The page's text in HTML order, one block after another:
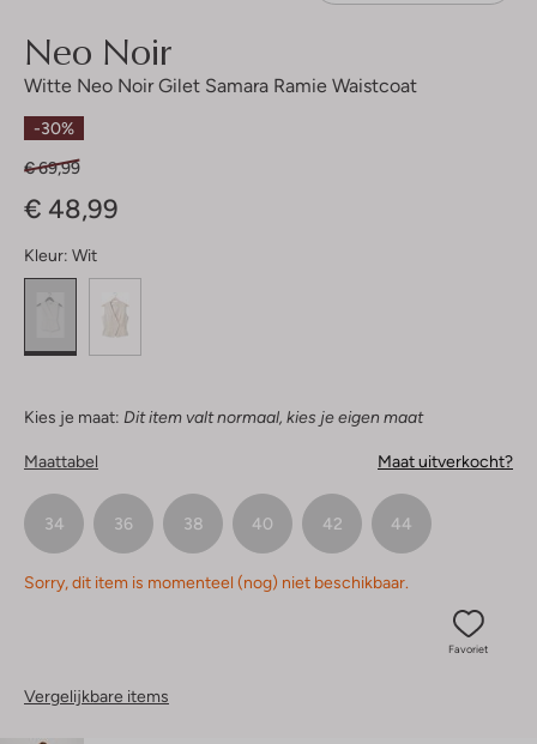
Neo Noir
Witte Neo Noir Gilet Samara Ramie Waistcoat
-30%
€ 69,99
€ 48,99
Kleur: Wit
Kies je maat: Dit item valt normaal, kies je eigen maat
Maattabel Maat uitverkocht?
34 36 38 40 42 44
Sorry, dit item is momenteel (nog) niet beschikbaar.
Favoriet
Vergelijkbare items